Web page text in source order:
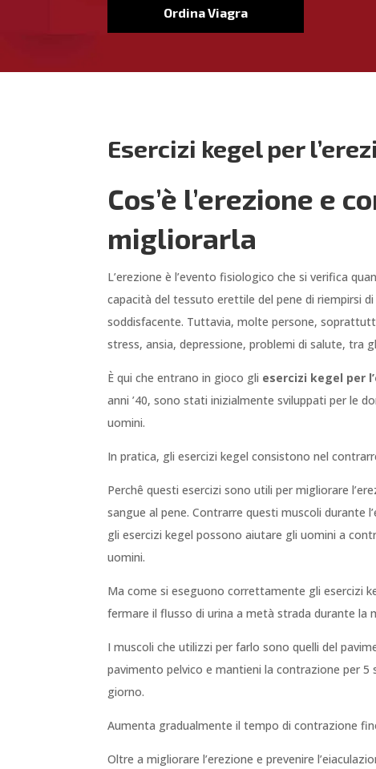
Ordina Viagra
Esercizi kegel per
Cos’è l’erezione e
migliorarla
L’erezione è l’evento fisiologico che si verifica
capacità del tessuto erettile del pene di riempirsi
soddisfacente. Tuttavia, molte persone,
stress, ansia, depressione, problemi di salute, tra
È qui che entrano in gioco gli esercizi kegel per
anni ’40, sono stati inizialmente sviluppati per le
uomini.
In pratica, gli esercizi kegel consistono nel
Perchê questi esercizi sono utili per migliorare
sangue al pene. Contrarre questi muscoli durante
gli esercizi kegel possono aiutare gli uomini a
uomini.
Ma come si eseguono correttamente gli esercizi
fermare il flusso di urina a metà strada durante la
I muscoli che utilizzi per farlo sono quelli del
pavimento pelvico e mantieni la contrazione per
giorno.
Aumenta gradualmente il tempo di contrazione
Oltre a migliorare l’erezione e prevenire